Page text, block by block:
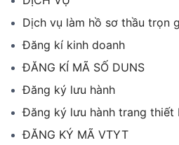
Dịch vụ làm hồ sơ thầu trọn
Đăng kí kinh doanh
ĐĂNG KÍ MÃ SỐ DUNS
Đăng ký lưu hành
Đăng ký lưu hành trang thiết
ĐĂNG KÝ MÃ VTYT